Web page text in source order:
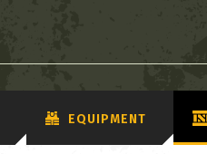
EQUIPMENT